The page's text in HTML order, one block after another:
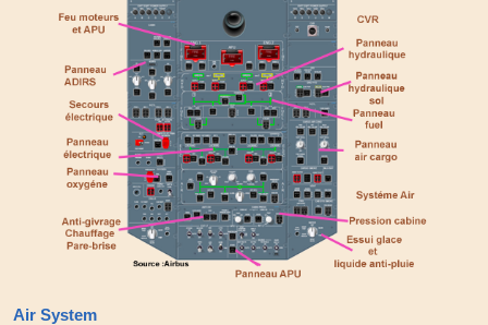
Air System